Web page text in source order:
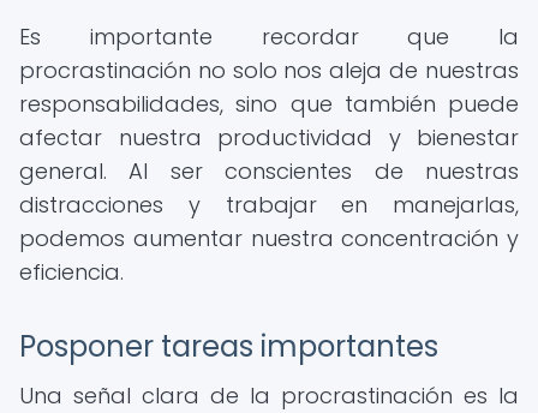
Es importante recordar que la
procrastinación no solo nos aleja de nuestras
responsabilidades, sino que también puede
afectar nuestra productividad y bienestar
general. Al ser conscientes de nuestras
distracciones y trabajar en manejarlas,
podemos aumentar nuestra concentración y
eficiencia.
Posponer tareas importantes
Una señal clara de la procrastinación es la